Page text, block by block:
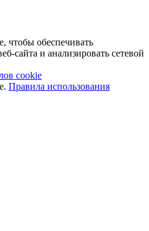
чтобы обеспечивать
сайта и анализировать сетевой
cookie
Правила использования